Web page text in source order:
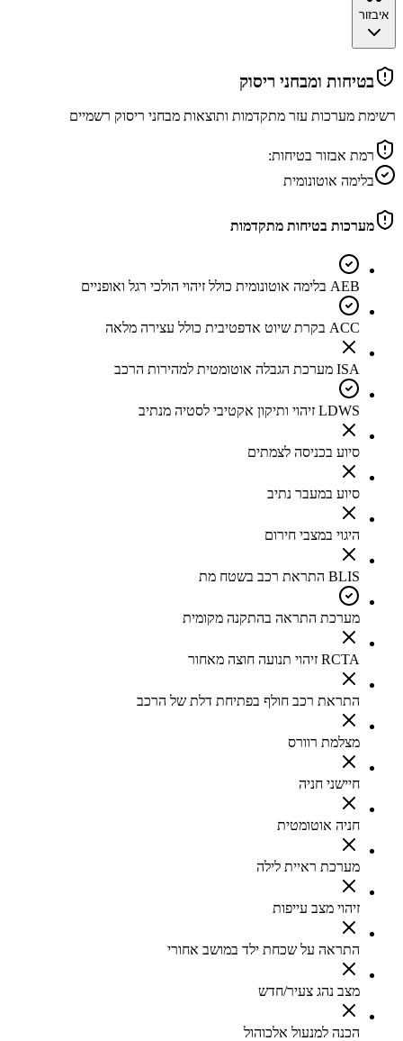
איבזור
בטיחות ומבחני ריסוק
רשימת מערכות עזר מתקדמות ותוצאות מבחני ריסוק רשמיים
רמת אבזור בטיחות:
בלימה אוטונומית
מערכות בטיחות מתקדמות
AEB בלימה אוטונומית כולל זיהוי הולכי רגל ואופניים
ACC בקרת שיוט אדפטיבית כולל עצירה מלאה
ISA מערכת הגבלה אוטומטית למהירות הרכב
LDWS זיהוי ותיקון אקטיבי לסטיה מנתיב
סיוע בכניסה לצמתים
סיוע במעבר נתיב
היגוי במצבי חירום
BLIS התראת רכב בשטח מת
מערכת התראה בהתקנה מקומית
RCTA זיהוי תנועה חוצה מאחור
התראת רכב חולף בפתיחת דלת של הרכב
מצלמת רוורס
חיישני חניה
חניה אוטומטית
מערכת ראיית לילה
זיהוי מצב עייפות
התראה על שכחת ילד במושב אחורי
מצב נהג צעיר/חדש
הכנה למנעול אלכוהול